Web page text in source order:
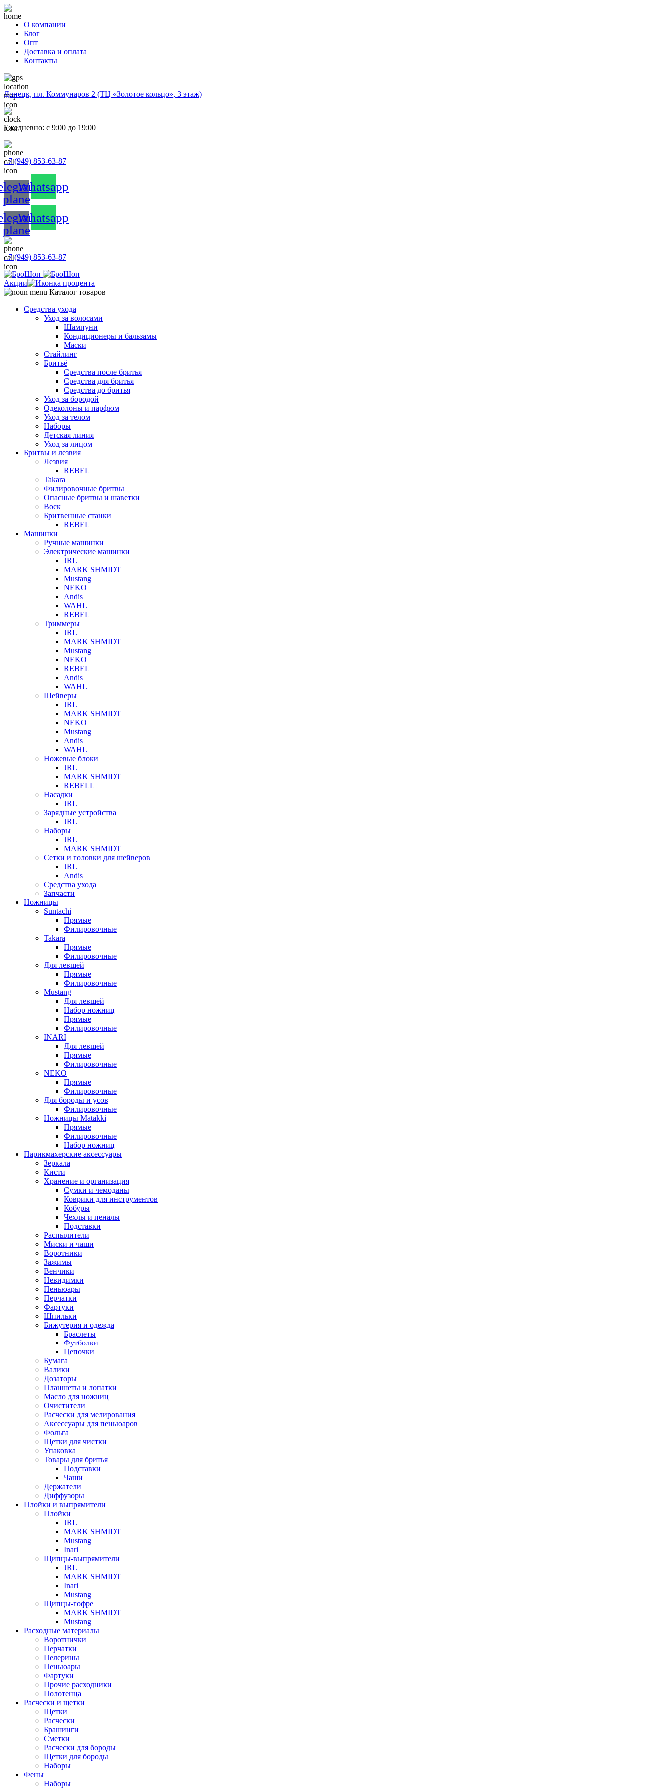
О компании
Блог
Опт
Доставка и оплата
Контакты
Донецк, пл. Коммунаров 2 (ТЦ «Золотое кольцо», 3 этаж)
Ежедневно: с 9:00 до 19:00
+7 (949) 853-63-87
plane
Whatsapp
plane
Whatsapp
+7 (949) 853-63-87
Акции
Каталог товаров
Средства ухода
Уход за волосами
Шампуни
Кондиционеры и бальзамы
Маски
Стайлинг
Бритьё
Средства после бритья
Средства для бритья
Средства до бритья
Уход за бородой
Одеколоны и парфюм
Уход за телом
Наборы
Детская линия
Уход за лицом
Бритвы и лезвия
Лезвия
REBEL
Takara
Филировочные бритвы
Опасные бритвы и шаветки
Воск
Бритвенные станки
REBEL
Машинки
Ручные машинки
Электрические машинки
JRL
MARK SHMIDT
Mustang
NEKO
Andis
WAHL
REBEL
Триммеры
JRL
MARK SHMIDT
Mustang
NEKO
REBEL
Andis
WAHL
Шейверы
JRL
MARK SHMIDT
NEKO
Mustang
Andis
WAHL
Ножевые блоки
JRL
MARK SHMIDT
REBELL
Насадки
JRL
Зарядные устройства
JRL
Наборы
JRL
MARK SHMIDT
Сетки и головки для шейверов
JRL
Andis
Средства ухода
Запчасти
Ножницы
Suntachi
Прямые
Филировочные
Takara
Прямые
Филировочные
Для левшей
Прямые
Филировочные
Mustang
Для левшей
Набор ножниц
Прямые
Филировочные
INARI
Для левшей
Прямые
Филировочные
NEKO
Прямые
Филировочные
Для бороды и усов
Филировочные
Ножницы Matakki
Прямые
Филировочные
Набор ножниц
Парикмахерские аксессуары
Зеркала
Кисти
Хранение и организация
Сумки и чемоданы
Коврики для инструментов
Кобуры
Чехлы и пеналы
Подставки
Распылители
Миски и чаши
Воротники
Зажимы
Венчики
Невидимки
Пеньюары
Перчатки
Фартуки
Шпильки
Бижутерия и одежда
Браслеты
Футболки
Цепочки
Бумага
Валики
Дозаторы
Планшеты и лопатки
Масло для ножниц
Очистители
Расчески для мелирования
Аксессуары для пеньюаров
Фольга
Щетки для чистки
Упаковка
Товары для бритья
Подставки
Чаши
Держатели
Диффузоры
Плойки и выпрямители
Плойки
JRL
MARK SHMIDT
Mustang
Inari
Щипцы-выпрямители
JRL
MARK SHMIDT
Inari
Mustang
Щипцы-гофре
MARK SHMIDT
Mustang
Расходные материалы
Воротнички
Перчатки
Пелерины
Пеньюары
Фартуки
Прочие расходники
Полотенца
Расчески и щетки
Щетки
Расчески
Брашинги
Сметки
Расчески для бороды
Щетки для бороды
Наборы
Фены
Наборы